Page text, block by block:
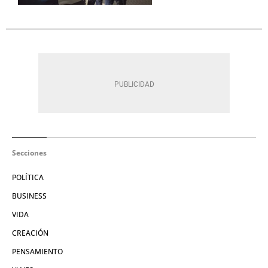
Secciones
POLÍTICA
BUSINESS
VIDA
CREACIÓN
PENSAMIENTO